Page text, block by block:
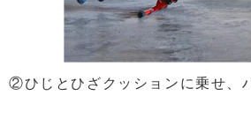
②ひじとひざクッションに乗せ、